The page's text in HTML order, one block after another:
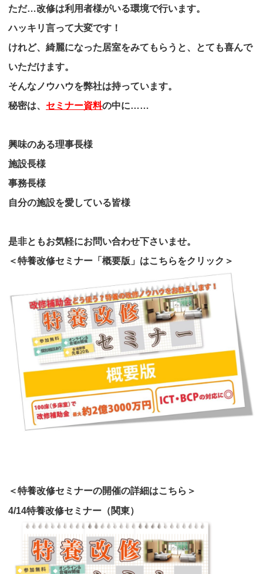
ただ…改修は利用者様がいる環境で行います。
ハッキリ言って大変です！
けれど、綺麗になった居室をみてもらうと、とても喜んで
いただけます。
そんなノウハウを弊社は持っています。
秘密は、 セミナー資料の中に……
興味のある理事長様
施設長様
事務長様
自分の施設を愛している皆様
是非ともお気軽にお問い合わせ下さいませ。
＜特養改修セミナー「概要版」はこちらをクリック＞
＜特養改修セミナーの開催の詳細はこちら＞
4/14特養改修セミナー（関東）